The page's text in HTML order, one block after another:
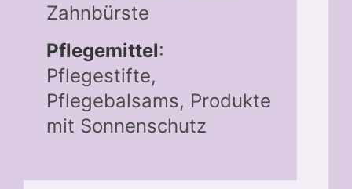
Zahnbürste
Pflegemittel:
Pflegestifte,
Pflegebalsams, Produkte
mit Sonnenschutz